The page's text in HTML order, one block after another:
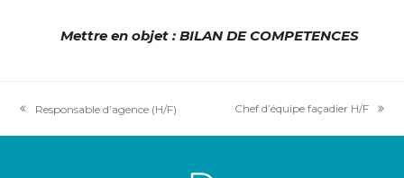
Mettre en objet : BILAN DE COMPETENCES
previous
post:
Responsable d’agence (H/F)
next
post:
Chef d’équipe façadier H/F